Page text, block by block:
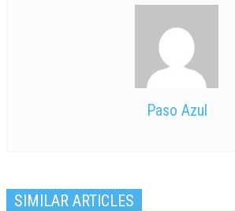
Paso Azul
SIMILAR ARTICLES